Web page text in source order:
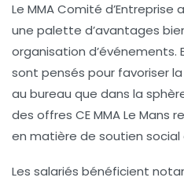
Le MMA Comité
une palette d’avantages
organisation d’événements.
sont pensés pour favoriser
au bureau que dans la
des offres CE MMA Le Mans
en matière de soutien social
Les salariés bénéficient